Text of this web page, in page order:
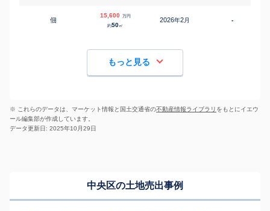
佃
15,600 万円
約50㎡
2026年2月 -
もっと見る
※ これらのデータは、マーケット情報と国土交通省の不動産情報ライブラリ をもとにイエウ
ール編集部が作成しています。
データ更新日: 2025年10月29日
中央区の土地売出事例